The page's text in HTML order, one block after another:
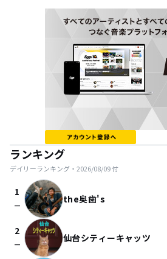
ランキング
デイリーランキング・ 2026/08/09付
1
check_indeterminate_small the奥歯's
2
check_indeterminate_small 仙台シティーキャッツ